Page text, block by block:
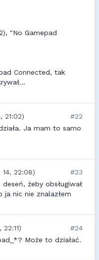
"No Gamepad
Connected, tak
21:02)
#22
Ja mam to samo
22:08)
#23
żeby obsługiwał
nic nie znalazłem
#24
Może to działać.